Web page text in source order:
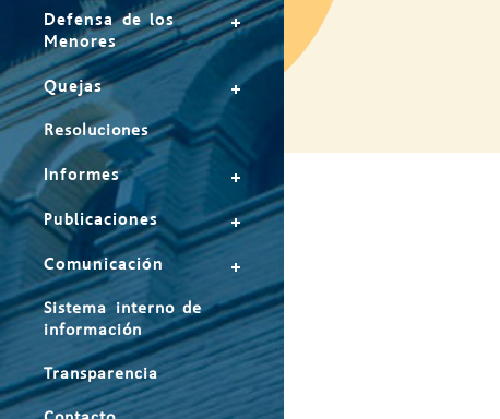
Defensa de los
Menores
Quejas
Resoluciones
Informes
Publicaciones
Comunicación
Sistema interno de
información
Transparencia